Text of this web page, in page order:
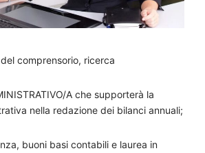
comprensorio, ricerca
A che supporterà la
nella redazione dei bilanci annuali;
buoni basi contabili e laurea in